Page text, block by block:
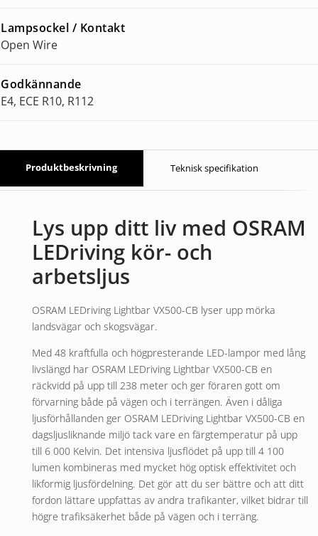
Lampsockel / Kontakt
Open Wire
Godkännande
E4, ECE R10, R112
Produktbeskrivning Teknisk specifikation
Lys upp ditt liv med OSRAM
LEDriving kör- och
arbetsljus
OSRAM LEDriving Lightbar VX500-CB lyser upp mörka
landsvägar och skogsvägar.
Med 48 kraftfulla och högpresterande LED-lampor med lång
livslängd har OSRAM LEDriving Lightbar VX500-CB en
räckvidd på upp till 238 meter och ger föraren gott om
förvarning både på vägen och i terrängen. Även i dåliga
ljusförhållanden ger OSRAM LEDriving Lightbar VX500-CB en
dagsljusliknande miljö tack vare en färgtemperatur på upp
till 6 000 Kelvin. Det intensiva ljusflödet på upp till 4 100
lumen kombineras med mycket hög optisk effektivitet och
likformig ljusfördelning. Det gör att du ser bättre och att ditt
fordon lättare uppfattas av andra trafikanter, vilket bidrar till
högre trafiksäkerhet både på vägen och i terräng.